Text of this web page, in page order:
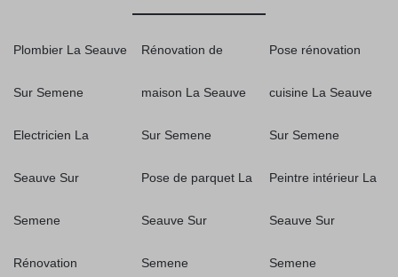
Plombier La Seauve
Sur Semene
Electricien La
Seauve Sur
Semene
Rénovation
Rénovation de
maison La Seauve
Sur Semene
Pose de parquet La
Seauve Sur
Semene
Pose rénovation
cuisine La Seauve
Sur Semene
Peintre intérieur La
Seauve Sur
Semene